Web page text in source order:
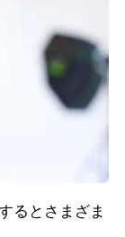
るとさまざま